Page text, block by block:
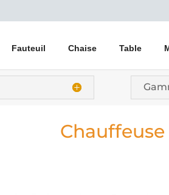
Fauteuil Chaise Table
Chauffeuse